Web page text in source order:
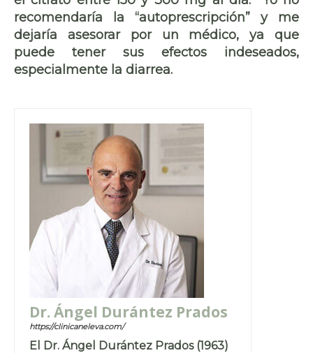
recomendaría la “autoprescripción” y me
dejaría asesorar por un médico, ya que
puede tener sus efectos indeseados,
especialmente la diarrea.
Dr. Ángel Durántez Prados
https://clinicaneleva.com/
El Dr. Ángel Durántez Prados (1963)